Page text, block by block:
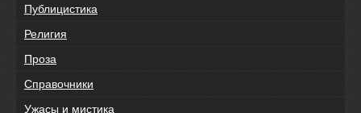
Публицистика
Религия
Проза
Справочники
Ужасы и мистика